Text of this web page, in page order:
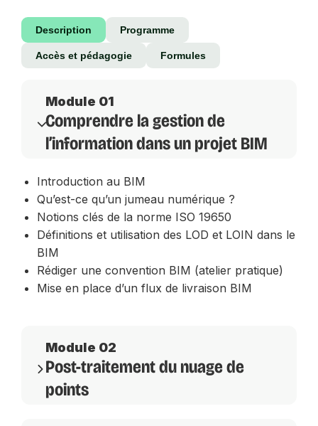
Description Programme
Accès et pédagogie Formules
Module 01
Comprendre la gestion de
l’information dans un projet BIM
Introduction au BIM
Qu’est-ce qu’un jumeau numérique ?
Notions clés de la norme ISO 19650
Définitions et utilisation des LOD et LOIN dans le
BIM
Rédiger une convention BIM (atelier pratique)
Mise en place d’un flux de livraison BIM
Module 02
Post-traitement du nuage de
points